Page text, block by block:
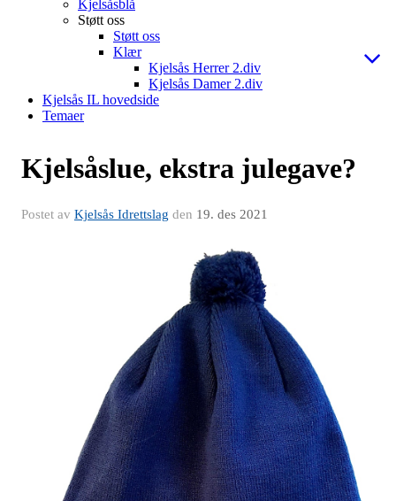
Kjelsåsblå
Støtt oss
Støtt oss
Klær
Kjelsås Herrer 2.div
Kjelsås Damer 2.div
Kjelsås IL hovedside
Temaer
Kjelsåslue, ekstra julegave?
Postet av Kjelsås Idrettslag den 19. des 2021